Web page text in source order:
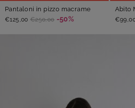
Pantaloni in pizzo macrame
€125,00 €250,00 -50%
Abito